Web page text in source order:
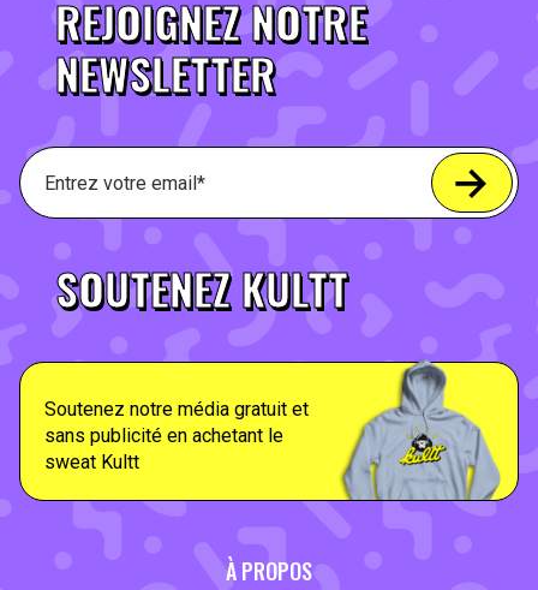
REJOIGNEZ NOTRE
NEWSLETTER
SOUTENEZ KULTT
Soutenez notre média gratuit et
sans publicité en achetant le
sweat Kultt
À PROPOS